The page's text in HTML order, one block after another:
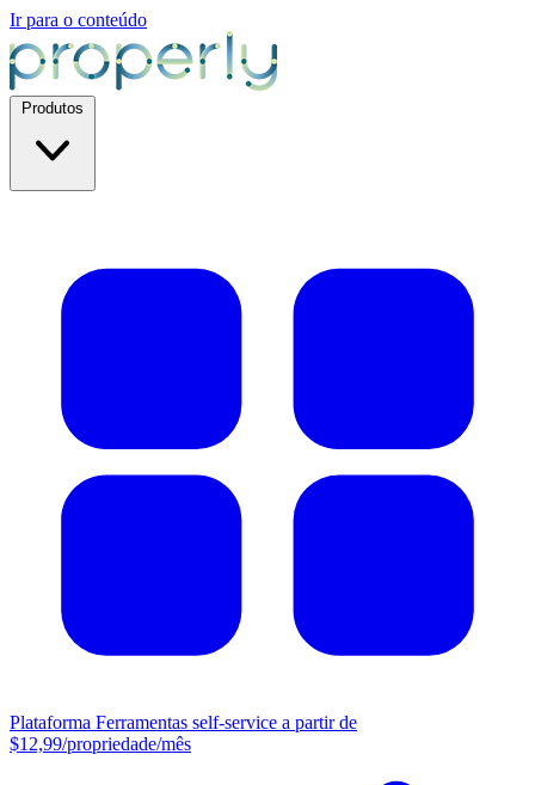
Ir para o conteúdo
Plataforma Ferramentas self-service a partir de
$12,99/propriedade/mês